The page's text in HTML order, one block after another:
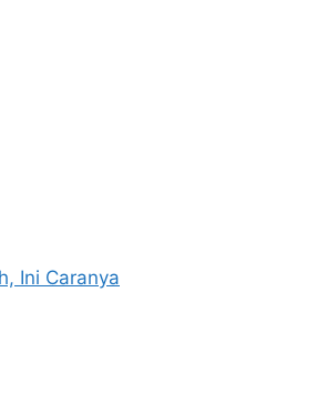
Ini Caranya